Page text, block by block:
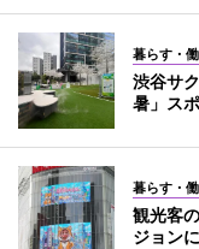
暮らす・働
渋谷サ
暑」ス
暮らす・働
観光客
ジョン